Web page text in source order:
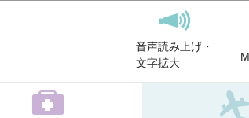
音声読み上げ・
文字拡大